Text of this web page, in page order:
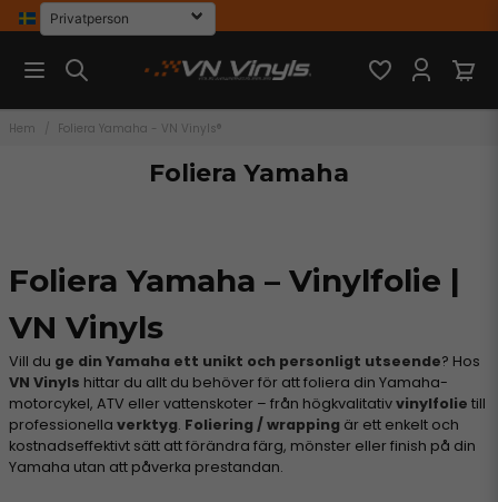
Hem Foliera Yamaha - VN Vinyls®
Foliera Yamaha
Foliera Yamaha – Vinylfolie |
VN Vinyls
Vill du ge din Yamaha ett unikt och personligt utseende? Hos
VN Vinyls hittar du allt du behöver för att foliera din Yamaha-
motorcykel, ATV eller vattenskoter – från högkvalitativvinylfolie till
professionella verktyg. Foliering / wrapping är ett enkelt och
kostnadseffektivt sätt att förändra färg, mönster eller finish på din
Yamaha utan att påverka prestandan.